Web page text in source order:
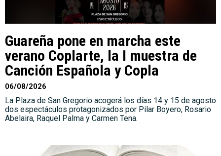
Guareña pone en marcha este
verano Coplarte, la I muestra de
Canción Española y Copla
06/08/2026
La Plaza de San Gregorio acogerá los días 14 y 15 de agosto
dos espectáculos protagonizados por Pilar Boyero, Rosario
Abelaira, Raquel Palma y Carmen Tena.